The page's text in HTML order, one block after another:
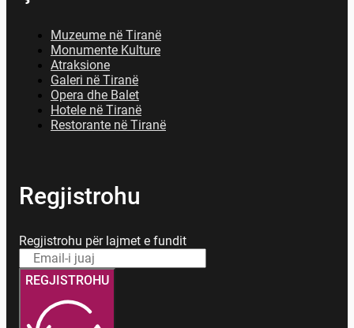
Muzeume në Tiranë
Monumente Kulture
Atraksione
Galeri në Tiranë
Opera dhe Balet
Hotele në Tiranë
Restorante në Tiranë
Regjistrohu
Regjistrohu për lajmet e fundit
REGJISTROHU